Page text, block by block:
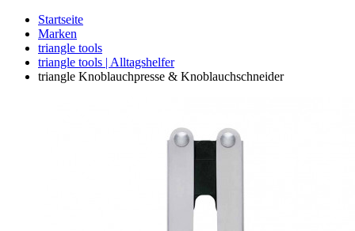
Startseite
Marken
triangle tools
triangle tools | Alltagshelfer
triangle Knoblauchpresse & Knoblauchschneider